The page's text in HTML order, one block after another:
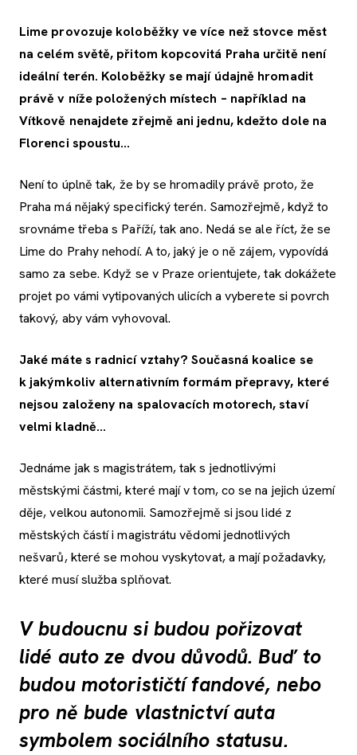
Lime provozuje koloběžky ve více než stovce měst
na celém světě, přitom kopcovitá Praha určitě není
ideální terén. Koloběžky se mají údajně hromadit
právě v níže položených místech – například na
Vítkově nenajdete zřejmě ani jednu, kdežto dole na
Florenci spoustu…
Není to úplně tak, že by se hromadily právě proto, že
Praha má nějaký specifický terén. Samozřejmě, když to
srovnáme třeba s Paříží, tak ano. Nedá se ale říct, že se
Lime do Prahy nehodí. A to, jaký je o ně zájem, vypovídá
samo za sebe. Když se v Praze orientujete, tak dokážete
projet po vámi vytipovaných ulicích a vyberete si povrch
takový, aby vám vyhovoval.
Jaké máte s radnicí vztahy? Současná koalice se
k jakýmkoliv alternativním formám přepravy, které
nejsou založeny na spalovacích motorech, staví
velmi kladně…
Jednáme jak s magistrátem, tak s jednotlivými
městskými částmi, které mají v tom, co se na jejich území
děje, velkou autonomii. Samozřejmě si jsou lidé z
městských částí i magistrátu vědomi jednotlivých
nešvarů, které se mohou vyskytovat, a mají požadavky,
které musí služba splňovat.
V budoucnu si budou pořizovat
lidé auto ze dvou důvodů. Buď to
budou motorističtí fandové, nebo
pro ně bude vlastnictví auta
symbolem sociálního statusu.